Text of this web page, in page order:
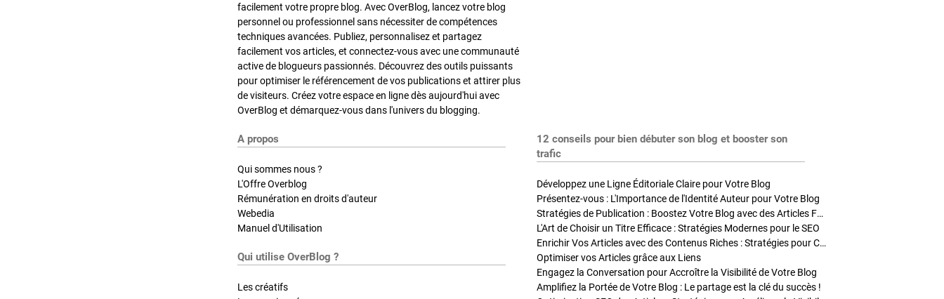
facilement votre propre blog. Avec OverBlog, lancez votre blog
personnel ou professionnel sans nécessiter de compétences
techniques avancées. Publiez, personnalisez et partagez
facilement vos articles, et connectez-vous avec une communauté
active de blogueurs passionnés. Découvrez des outils puissants
pour optimiser le référencement de vos publications et attirer plus
de visiteurs. Créez votre espace en ligne dès aujourd'hui avec
OverBlog et démarquez-vous dans l'univers du blogging.
A propos
Qui sommes nous ?
L'Offre Overblog
Rémunération en droits d'auteur
Webedia
Manuel d'Utilisation
Qui utilise OverBlog ?
Les créatifs
12 conseils pour bien débuter son blog et booster son
trafic
Développez une Ligne Éditoriale Claire pour Votre Blog
Présentez-vous : L'Importance de l'Identité Auteur pour Votre Blog
Stratégies de Publication : Boostez Votre Blog avec des Articles Fréquents et Exclusifs
L'Art de Choisir un Titre Efficace : Stratégies Modernes pour le SEO
Enrichir Vos Articles avec des Contenus Riches : Stratégies pour Captiver et Optimiser
Optimiser vos Articles grâce aux Liens
Engagez la Conversation pour Accroître la Visibilité de Votre Blog
Amplifiez la Portée de Votre Blog : Le partage est la clé du succès !